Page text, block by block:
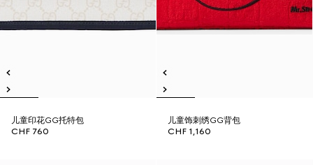
儿童印花GG托特包
CHF 760
儿童饰刺绣GG背包
CHF 1,160